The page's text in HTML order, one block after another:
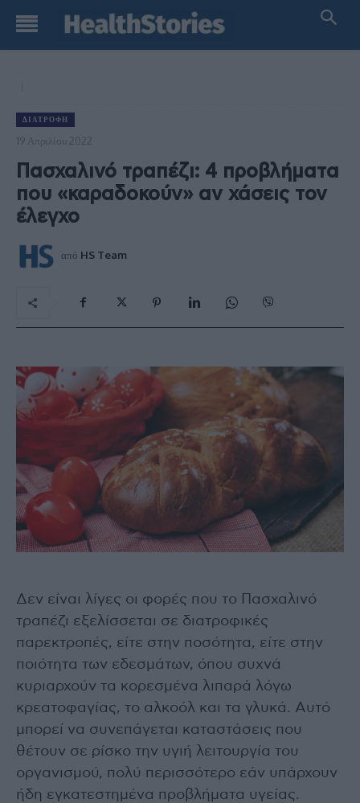
ΔΙΑΤΡΟΦΉ
19 Απριλίου 2022
Πασχαλινό τραπέζι: 4 προβλήματα
που «καραδοκούν» αν χάσεις τον
έλεγχο
από HS Team
Δεν είναι λίγες οι φορές που το Πασχαλινό
τραπέζι εξελίσσεται σε διατροφικές
παρεκτροπές, είτε στην ποσότητα, είτε στην
ποιότητα των εδεσμάτων, όπου συχνά
κυριαρχούν τα κορεσμένα λιπαρά λόγω
κρεατοφαγίας, το αλκοόλ και τα γλυκά. Αυτό
μπορεί να συνεπάγεται καταστάσεις που
θέτουν σε ρίσκο την υγιή λειτουργία του
οργανισμού, πολύ περισσότερο εάν υπάρχουν
ήδη εγκατεστημένα προβλήματα υγείας.